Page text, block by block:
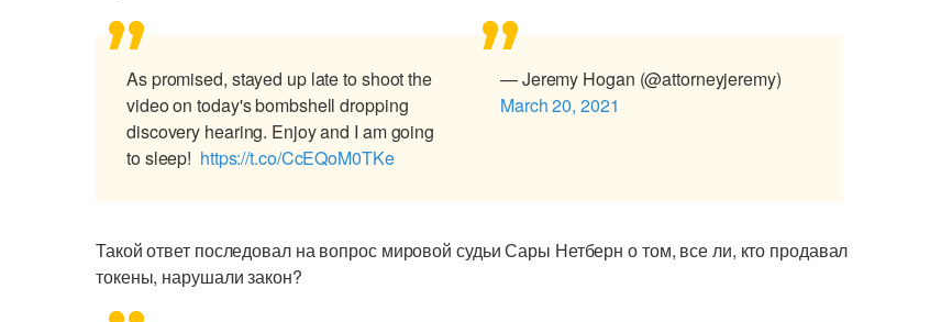
As promised, stayed up late to shoot the
video on today's bombshell dropping
discovery hearing. Enjoy and I am going
to sleep! https://t.co/CcEQoM0TKe
— Jeremy Hogan (@attorneyjeremy)
March 20, 2021
Такой ответ последовал на вопрос мировой судьиСары Нетберно том, все ли, кто продавал
токены, нарушали закон?